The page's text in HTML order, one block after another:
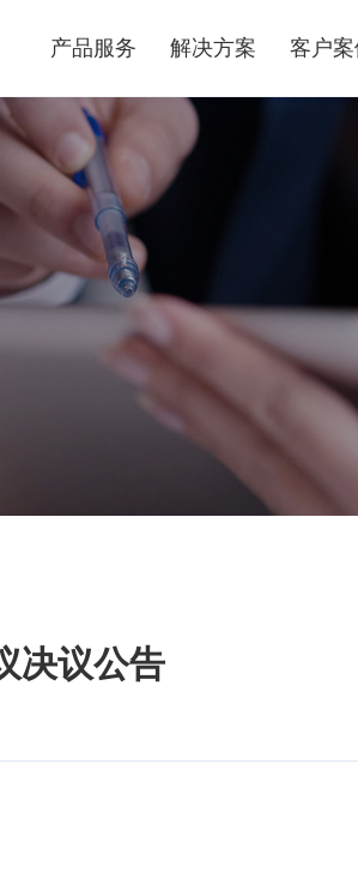
产品服务
产品运维交付服务
数据中心综合服务
集成交付服务
解决方案
互联网行业解决方案
医疗行业解决方案
能源行业解决方案
电商行业解决方案
客户案
决议公告